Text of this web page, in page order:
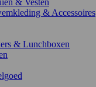
& Vesten
& Accessoires
& Lunchboxen